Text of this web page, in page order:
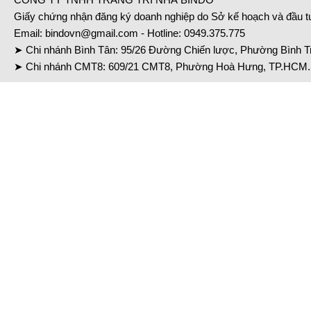
Giấy chứng nhận đăng ký doanh nghiệp do Sở kế hoạch và đầu
Email: bindovn@gmail.com - Hotline: 0949.375.775
➤ Chi nhánh Bình Tân: 95/26 Đường Chiến lược, Phường Bình
➤ Chi nhánh CMT8: 609/21 CMT8, Phường Hoà Hưng,